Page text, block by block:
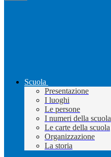
Scuola
Presentazione
I luoghi
Le persone
I numeri della scuola
Le carte della scuola
Organizzazione
La storia